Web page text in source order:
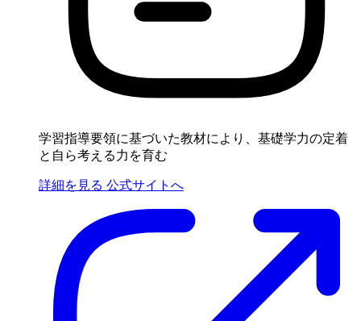
学習指導要領に基づいた教材により、基礎学力の定着
と自ら考える力を育む
詳細を見る 公式サイトへ